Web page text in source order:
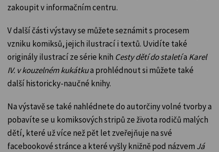
zakoupit v informačním centru.
V další části výstavy se můžete seznámit s procesem
vzniku komiksů, jejich ilustrací i textů. Uvidíte také
originály ilustrací ze série knih Cesty dětí do staletía Karel
IV. v kouzelném kukátkua prohlédnout si můžete také
další historicky-naučné knihy.
Na výstavě se také nahlédnete do autorčiny volné tvorby a
pobavíte se u komiksových stripů ze života rodičů malých
dětí, které už více než pět let zveřejňuje na své
facebookové stránce a které vyšly knižně pod názvem Já